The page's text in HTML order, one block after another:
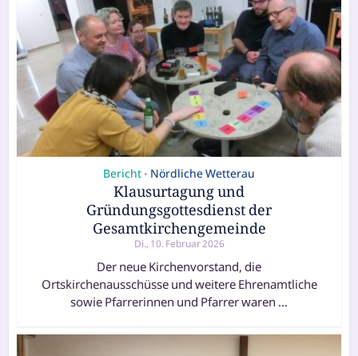
Bericht • Nördliche Wetterau
Klausurtagung und
Gründungsgottesdienst der
Gesamtkirchengemeinde
Di., 10. Februar 2026
Der neue Kirchenvorstand, die
Ortskirchenausschüsse und weitere Ehrenamtliche
sowie Pfarrerinnen und Pfarrer waren …